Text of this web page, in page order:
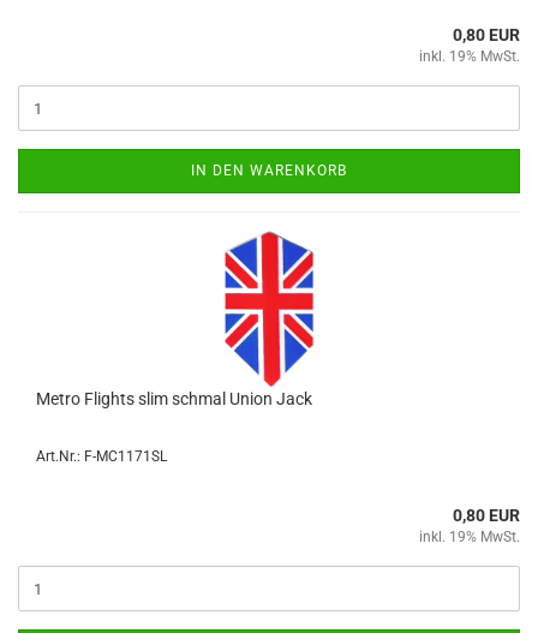
0,80 EUR
inkl. 19% MwSt.
IN DEN WARENKORB
Metro Flights slim schmal Union Jack
Art.Nr.: F-MC1171SL
0,80 EUR
inkl. 19% MwSt.